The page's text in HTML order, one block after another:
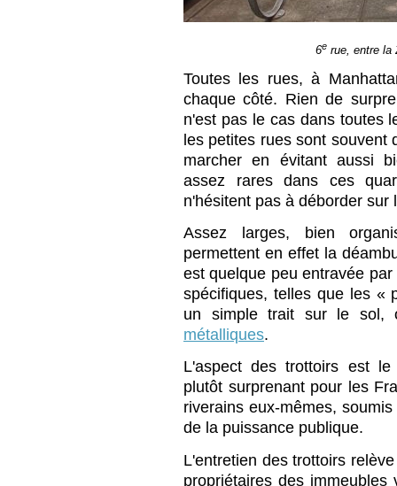
6e rue, entre la
Toutes les rues, à
chaque côté. Rien de
n'est pas le cas dans toutes
les petites rues sont souvent
marcher en évitant aussi
assez rares dans ces
n'hésitent pas à déborder sur
Assez larges, bien
permettent en effet la
est quelque peu entravée
spécifiques, telles que les «
un simple trait sur le sol,
métalliques.
L'aspect des trottoirs est
plutôt surprenant pour les
riverains eux-mêmes,
de la puissance publique.
L'entretien des trottoirs
propriétaires des